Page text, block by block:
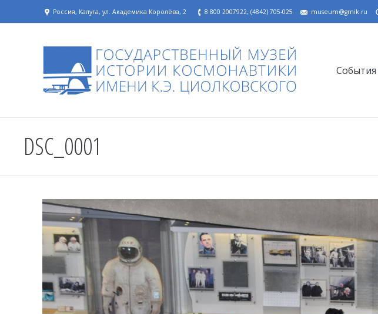
Россия, Калуга, ул. Академика Королёва, 2 8 800 2007922, (4842) 705-025 museum@gmik.ru
События
DSC_0001